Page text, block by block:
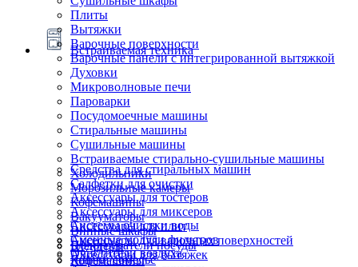
Плиты
Встраиваемая техника
Вытяжки
Варочные поверхности
Варочные панели с интегрированной вытяжкой
Духовки
Микроволновые печи
Пароварки
Посудомоечные машины
Стиральные машины
Сушильные машины
Встраиваемые стирально-сушильные машины
Холодильники
Морозильные камеры
Кофемашины
Вакууматоры
Винные шкафы
Подогреватели посуды
Ящики сомелье
Блендеры
Кофемашины
Очистители воздуха
Системы очистки воды
Сменные модули фильтров
Аксессуары для тостеров
Аксессуары для миксеров
Аксессуары для плит
Аксессуары для варочных поверхностей
Аксессуары для вытяжек
Средства для стиральных машин
Салфетки для очистки